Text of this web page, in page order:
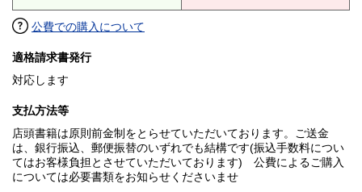
公費での購入について
適格請求書発行
対応します
支払方法等
店頭書籍は原則前金制をとらせていただいております。ご送金
は、銀行振込、郵便振替のいずれでも結構です(振込手数料につい
てはお客様負担とさせていただいております) 公費によるご購入
については必要書類をお知らせくださいませ